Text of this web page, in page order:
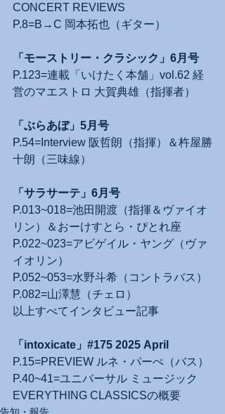
CONCERT REVIEWS
P.8=B→C 岡本拓也（ギター）
「モーストリー・クラシック」6月号
P.123=連載「いけたく本舗」vol.62 経
営のマエストロ 大賀典雄（指揮者）
「ぶらあぼ」5月号
P.54=Interview 阪哲朗（指揮）＆杵屋勝
十朗（三味線）
「サラサーテ」6月号
P.013~018=池田開渡（指揮＆ヴァイオ
リン）＆おーけすとら・ぴとれ座
P.022~023=アビゲイル・ヤング（ヴァ
イオリン）
P.052~053=水野斗希（コントラバス）
P.082=山澤慧（チェロ）
以上すべてインタビュー記事
「intoxicate」#175 2025 April
P.15=PREVIEW ルネ・パーぺ（バス）
P.40~41=ユニバーサル ミュージック
EVERYTHING CLASSICSの概要